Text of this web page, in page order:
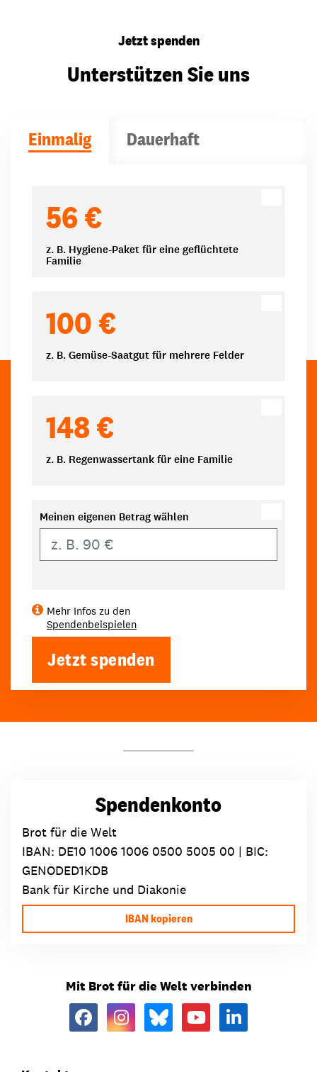
Jetzt spenden
Unterstützen Sie uns
Einmalig Dauerhaft
56 €
z. B. Hygiene-Paket für eine geflüchtete
Familie
100 €
z. B. Gemüse-Saatgut für mehrere Felder
148 €
z. B. Regenwassertank für eine Familie
Meinen eigenen Betrag wählen
Mehr Infos zu den
Spendenbeispielen
Jetzt spenden
Spendenkonto
Brot für die Welt
IBAN: DE10 1006 1006 0500 5005 00 | BIC:
GENODED1KDB
Bank für Kirche und Diakonie
IBAN kopieren
Mit Brot für die Welt verbinden